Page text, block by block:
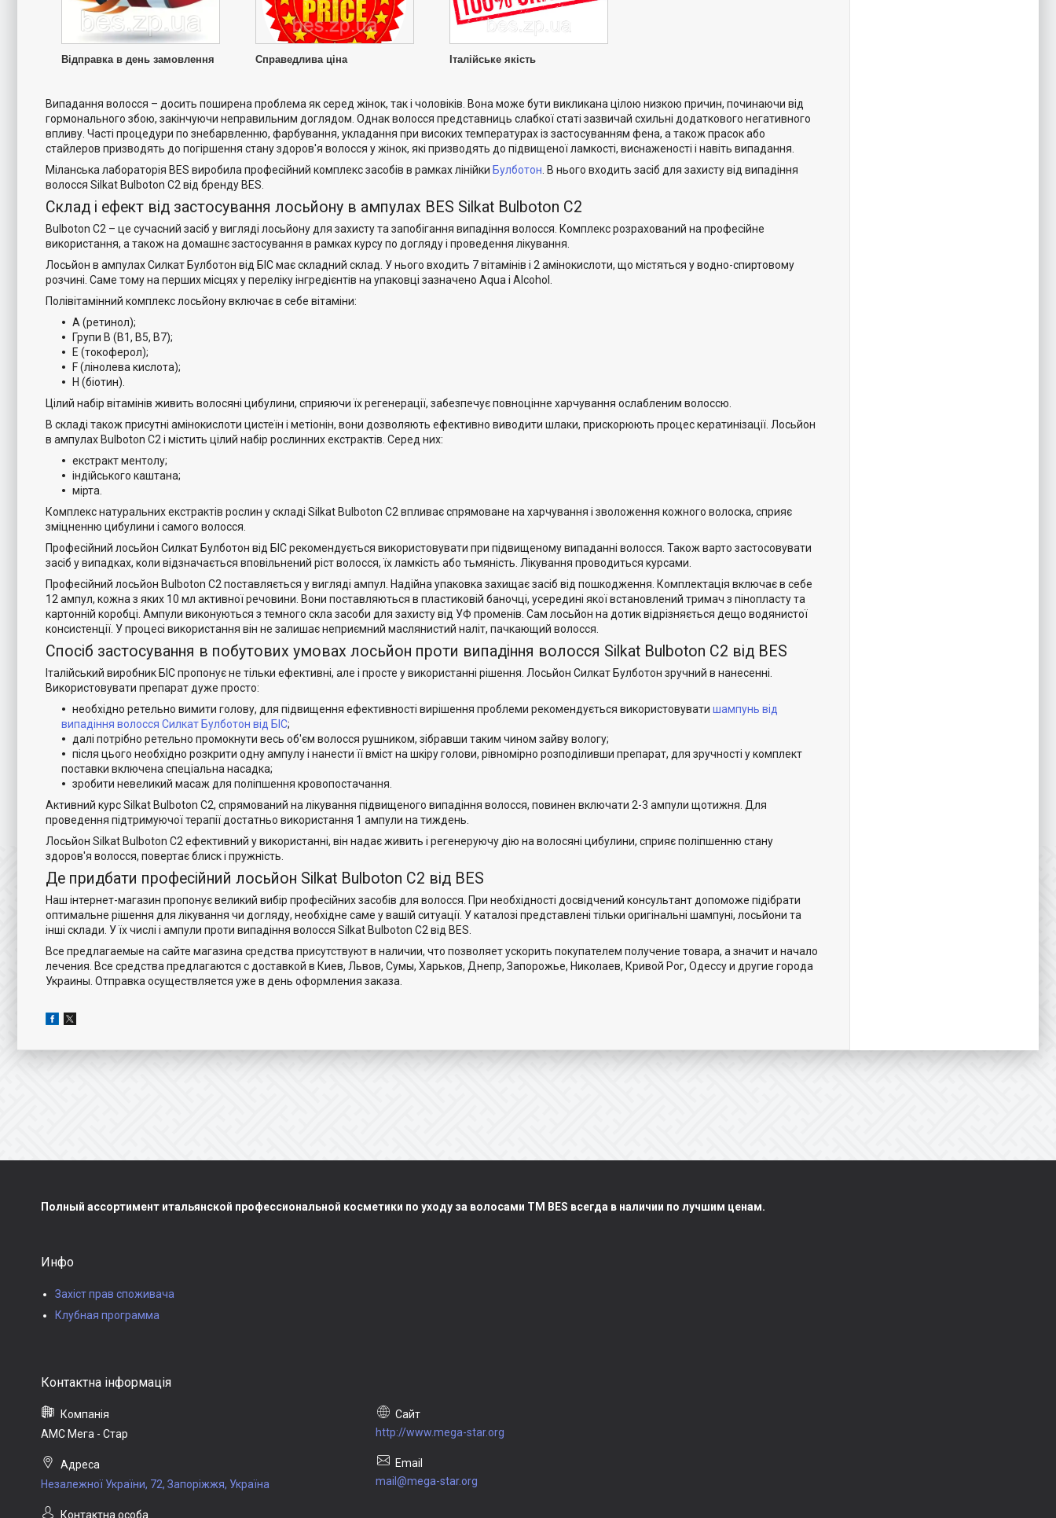
Відправка в день замовлення Справедлива ціна Італійське якість
Випадання волосся – досить поширена проблема як серед жінок, так і чоловіків. Вона може бути викликана цілою низкою причин, починаючи від
гормонального збою, закінчуючи неправильним доглядом. Однак волосся представниць слабкої статі зазвичай схильні додаткового негативного
впливу. Часті процедури по знебарвленню, фарбування, укладання при високих температурах із застосуванням фена, а також прасок або
стайлеров призводять до погіршення стану здоров'я волосся у жінок, які призводять до підвищеної ламкості, виснаженості і навіть випадання.
Міланська лабораторія BES виробила професійний комплекс засобів в рамках лінійки Булботон . В нього входить засіб для захисту від випадіння
волосся Silkat Bulboton C2 від бренду BES.
Склад і ефект від застосування лосьйону в ампулах BES Silkat Bulboton C2
Bulboton C2 – це сучасний засіб у вигляді лосьйону для захисту та запобігання випадіння волосся. Комплекс розрахований на професійне
використання, а також на домашнє застосування в рамках курсу по догляду і проведення лікування.
Лосьйон в ампулах Силкат Булботон від БІС має складний склад. У нього входить 7 вітамінів і 2 амінокислоти, що містяться у водно-спиртовому
розчині. Саме тому на перших місцях у переліку інгредієнтів на упаковці зазначено Aqua і Alcohol.
Полівітамінний комплекс лосьйону включає в себе вітаміни:
A (ретинол);
Групи B (B1, B5, B7);
E (токоферол);
F (лінолева кислота);
H (біотин).
Цілий набір вітамінів живить волосяні цибулини, сприяючи їх регенерації, забезпечує повноцінне харчування ослабленим волоссю.
В складі також присутні амінокислоти цистеїн і метіонін, вони дозволяють ефективно виводити шлаки, прискорюють процес кератинізації. Лосьйон
в ампулах Bulboton C2 і містить цілий набір рослинних екстрактів. Серед них:
екстракт ментолу;
індійського каштана;
мірта.
Комплекс натуральних екстрактів рослин у складі Silkat Bulboton C2 впливає спрямоване на харчування і зволоження кожного волоска, сприяє
зміцненню цибулини і самого волосся.
Професійний лосьйон Силкат Булботон від БІС рекомендується використовувати при підвищеному випаданні волосся. Також варто застосовувати
засіб у випадках, коли відзначається вповільнений ріст волосся, їх ламкість або тьмяність. Лікування проводиться курсами.
Професійний лосьйон Bulboton C2 поставляється у вигляді ампул. Надійна упаковка захищає засіб від пошкодження. Комплектація включає в себе
12 ампул, кожна з яких 10 мл активної речовини. Вони поставляються в пластиковій баночці, усередині якої встановлений тримач з пінопласту та
картонній коробці. Ампули виконуються з темного скла засоби для захисту від УФ променів. Сам лосьйон на дотик відрізняється дещо водянистої
консистенції. У процесі використання він не залишає неприємний маслянистий наліт, пачкающий волосся.
Спосіб застосування в побутових умовах лосьйон проти випадіння волосся Silkat Bulboton C2 від BES
Італійський виробник БІС пропонує не тільки ефективні, але і просте у використанні рішення. Лосьйон Силкат Булботон зручний в нанесенні.
Використовувати препарат дуже просто:
необхідно ретельно вимити голову, для підвищення ефективності вирішення проблеми рекомендується використовувати шампунь від
випадіння волосся Силкат Булботон від БІС;
далі потрібно ретельно промокнути весь об'єм волосся рушником, зібравши таким чином зайву вологу;
після цього необхідно розкрити одну ампулу і нанести її вміст на шкіру голови, рівномірно розподіливши препарат, для зручності у комплект
поставки включена спеціальна насадка;
зробити невеликий масаж для поліпшення кровопостачання.
Активний курс Silkat Bulboton C2, спрямований на лікування підвищеного випадіння волосся, повинен включати 2-3 ампули щотижня. Для
проведення підтримуючої терапії достатньо використання 1 ампули на тиждень.
Лосьйон Silkat Bulboton C2 ефективний у використанні, він надає живить і регенеруючу дію на волосяні цибулини, сприяє поліпшенню стану
здоров'я волосся, повертає блиск і пружність.
Де придбати професійний лосьйон Silkat Bulboton C2 від BES
Наш інтернет-магазин пропонує великий вибір професійних засобів для волосся. При необхідності досвідчений консультант допоможе підібрати
оптимальне рішення для лікування чи догляду, необхідне саме у вашій ситуації. У каталозі представлені тільки оригінальні шампуні, лосьйони та
інші склади. У їх числі і ампули проти випадіння волосся Silkat Bulboton C2 від BES.
Все предлагаемые на сайте магазина средства присутствуют в наличии, что позволяет ускорить покупателем получение товара, а значит и начало
лечения. Все средства предлагаются с доставкой в Киев, Львов, Сумы, Харьков, Днепр, Запорожье, Николаев, Кривой Рог, Одессу и другие города
Украины. Отправка осуществляется уже в день оформления заказа.
Полный ассортимент итальянской профессиональной косметики по уходу за волосами TM BES всегда в наличии по лучшим ценам.
Инфо
Захіст прав споживача
Клубная программа
АМС Мега - Стар
Незалежної України, 72, Запоріжжя, Україна
http://www.mega-star.org
mail@mega-star.org